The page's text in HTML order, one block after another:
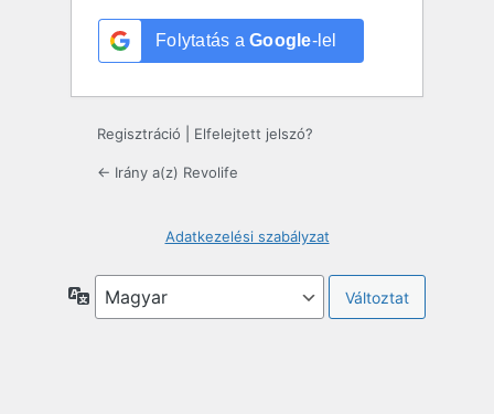
Folytatás a Google-lel
Regisztráció Elfelejtett jelszó?
← Irány a(z) Revolife
Adatkezelési szabályzat
Nyelv